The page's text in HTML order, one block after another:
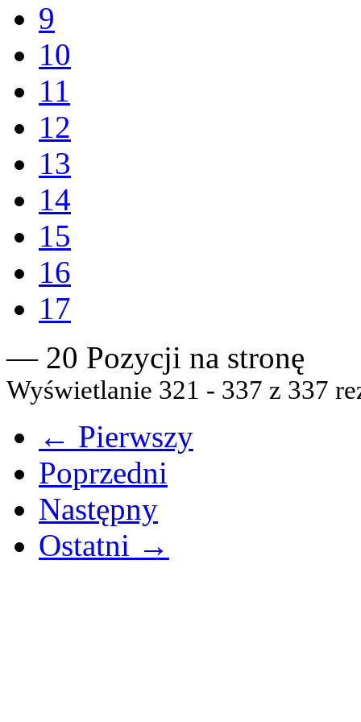
9
10
11
12
13
14
15
16
17
— 20 Pozycji na stronę
Wyświetlanie 321 - 337 z 337
← Pierwszy
Poprzedni
Następny
Ostatni →